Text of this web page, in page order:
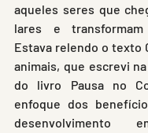
aqueles seres que
lares e
Estava relendo o texto
animais, que escrevi
do livro Pausa no
enfoque dos
desenvolvimento